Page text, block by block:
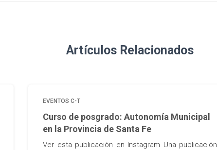
Artículos Relacionados
EVENTOS C-T
Curso de posgrado: Autonomía Municipal
en la Provincia de Santa Fe
Ver esta publicación en Instagram Una publicación